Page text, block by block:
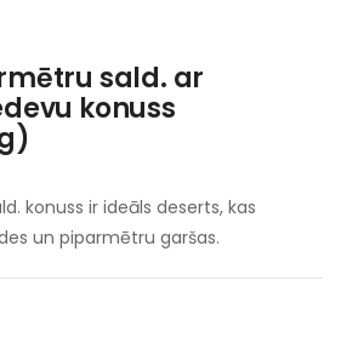
sald. ar
konuss
konuss ir ideāls deserts, kas
un piparmētru garšas.